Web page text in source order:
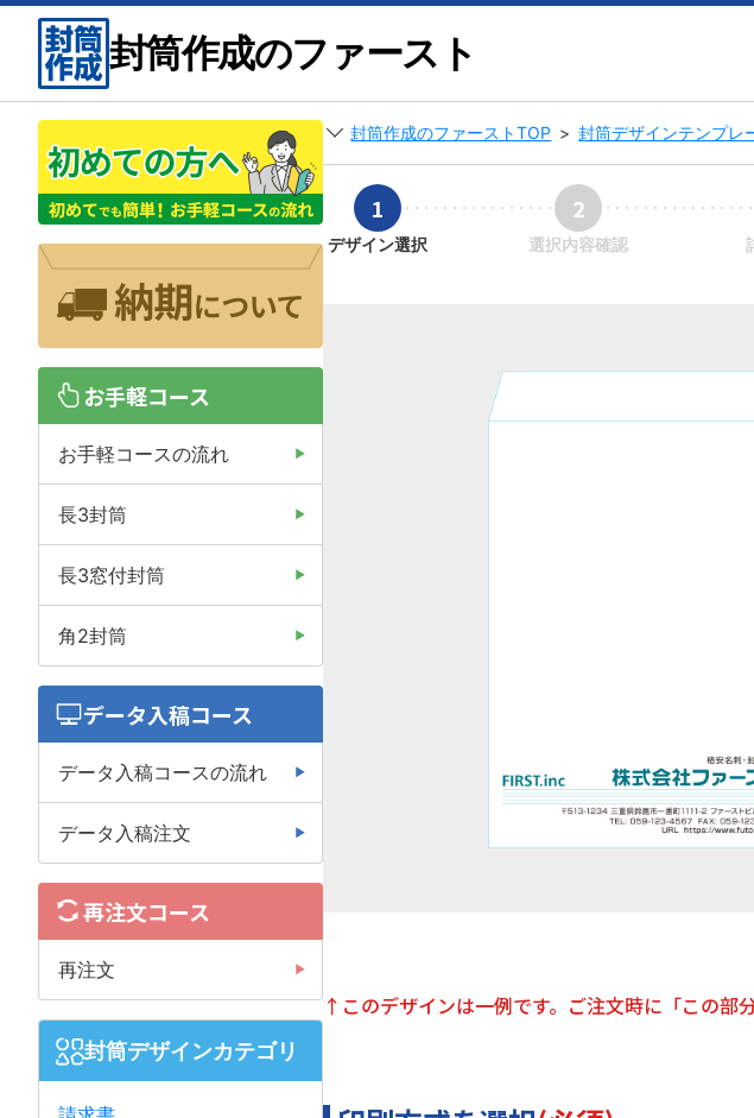
封筒作成のファースト
お手軽コース
お手軽コースの流れ
長3封筒
長3窓付封筒
角2封筒
データ入稿コース
データ入稿コースの流れ
データ入稿注文
再注文コース
再注文
封筒デザインカテゴリ
封筒作成のファーストTOP >封筒デザインテンプレ
1
デザイン選択
2
選択内容確認
↑このデザインは一例です。ご注文時に「この部